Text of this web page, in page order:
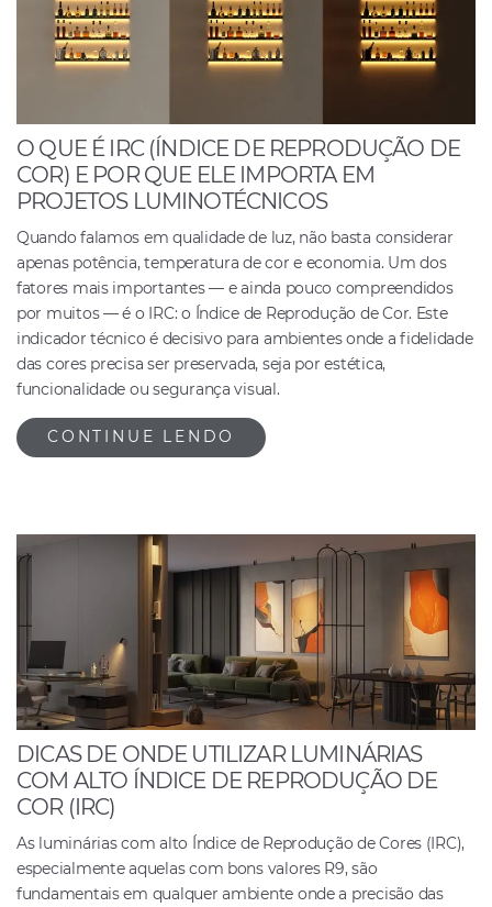
O QUE É IRC (ÍNDICE DE REPRODUÇÃO DE
COR) E POR QUE ELE IMPORTA EM
PROJETOS LUMINOTÉCNICOS
Quando falamos em qualidade de luz, não basta considerar
apenas potência, temperatura de cor e economia. Um dos
fatores mais importantes — e ainda pouco compreendidos
por muitos — é o IRC: o Índice de Reprodução de Cor. Este
indicador técnico é decisivo para ambientes onde a fidelidade
das cores precisa ser preservada, seja por estética,
funcionalidade ou segurança visual.
CONTINUE LENDO
DICAS DE ONDE UTILIZAR LUMINÁRIAS
COM ALTO ÍNDICE DE REPRODUÇÃO DE
COR (IRC)
As luminárias com alto Índice de Reprodução de Cores (IRC),
especialmente aquelas com bons valores R9, são
fundamentais em qualquer ambiente onde a precisão das